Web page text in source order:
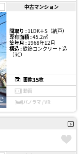
中古マンション
間取り :1LDK＋S（納戸）
専有面積 :45.2㎡
築年月 :1968年12月
構造 :鉄筋コンクリート造
（RC）
画像35枚
動画
パノラマ / VR